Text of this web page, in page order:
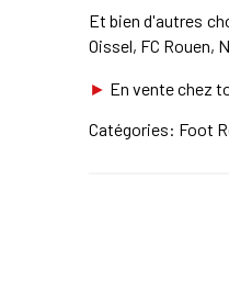
Et bien d'autres
Oissel, FC Rouen,
► En vente chez
Catégories: Foot